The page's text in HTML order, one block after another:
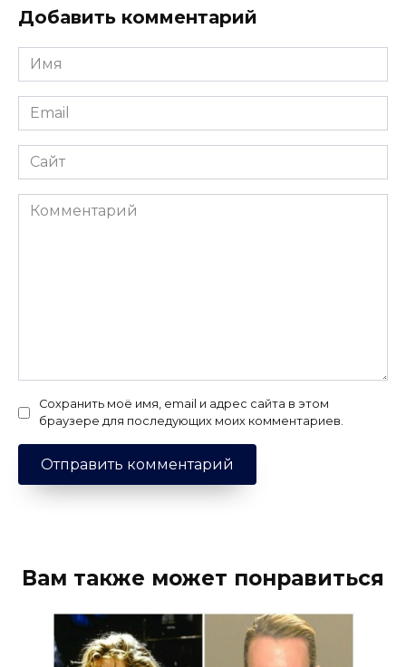
Добавить комментарий
Имя
*
Email
*
Сайт
Комментарий
Сохранить моё имя, email и адрес сайта в этом
браузере для последующих моих комментариев.
Вам также может понравиться